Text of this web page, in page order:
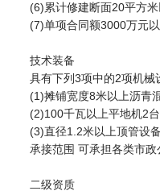
(6)累计修建断面20平方米
(7)单项合同额3000万元以
技术装备
具有下列3项中的2项机械
(1)摊铺宽度8米以上沥青
(2)100千瓦以上平地机2
(3)直径1.2米以上顶管设备
承接范围 可承担各类市政
二级资质